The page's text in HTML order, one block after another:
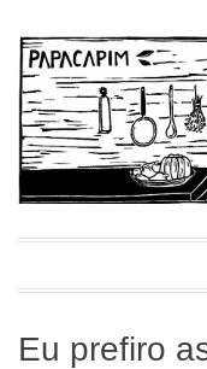
para
conteúdo
Eu prefiro